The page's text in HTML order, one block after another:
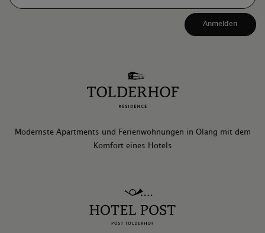
Anmelden
Modernste Apartments und Ferienwohnungen in Olang mit dem
Komfort eines Hotels